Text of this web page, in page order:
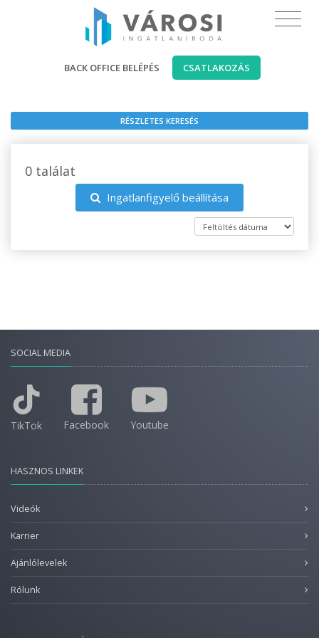
BACK OFFICE BELÉPÉS CSATLAKOZÁS
RÉSZLETES KERESÉS
0 találat
Ingatlanfigyelő beállítása
SOCIAL MEDIA
TikTok Facebook Youtube
HASZNOS LINKEK
Videók
Karrier
Ajánlólevelek
Rólunk